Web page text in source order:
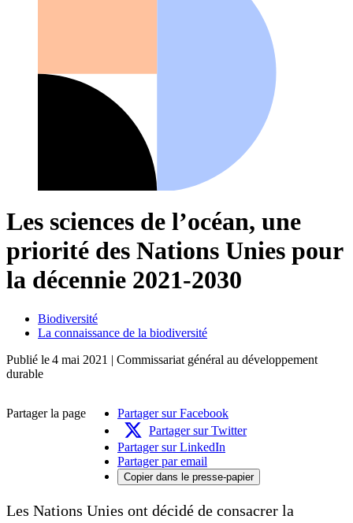
Les sciences de l’océan, une
priorité des Nations Unies pour
la décennie 2021-2030
Biodiversité
La connaissance de la biodiversité
Publié le4 mai 2021 | Commissariat général au développement
durable
Partager la page
Partager sur Facebook
Partager sur Twitter
Partager sur LinkedIn
Partager par email
Copier dans le presse-papier
Les Nations Unies ont décidé de consacrer la